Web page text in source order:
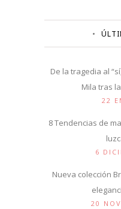
De la tragedia al
Mila tras
22
8 Tendencias de
6
Nueva colección
20